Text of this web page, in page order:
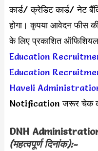
कार्ड/ क्रेडिट कार्ड/ नेट
होगा। कृपया आवेदन फीस की
के लिए प्रकाशित ऑफिशियल
Education
Education
Haveli
Notification जरूर चेक
DNH
(महत्वपूर्ण दिनांक):-